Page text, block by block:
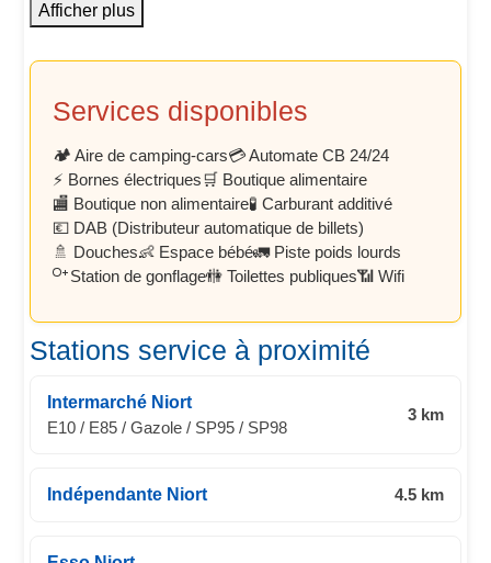
Afficher plus
Services disponibles
🏕️ Aire de camping-cars💳 Automate CB 24/24
⚡ Bornes électriques🛒 Boutique alimentaire
🏬 Boutique non alimentaire🧪 Carburant additivé
💶 DAB (Distributeur automatique de billets)
🚿 Douches👶 Espace bébé🚛 Piste poids lourds
Station de gonflage🚻 Toilettes publiques📶 Wifi
Stations service à proximité
Intermarché Niort
E10 / E85 / Gazole / SP95 / SP98
3 km
Indépendante Niort 4.5 km